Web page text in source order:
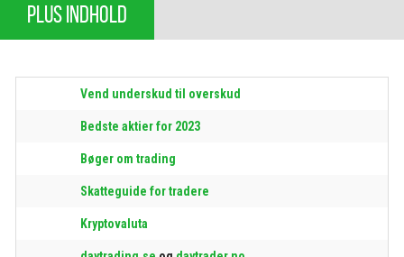
PLUS INDHOLD
Vend underskud til overskud
Bedste aktier for 2023
Bøger om trading
Skatteguide for tradere
Kryptovaluta